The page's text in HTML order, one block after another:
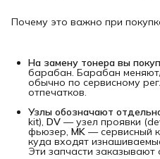
Почему это важно при
На замену тонера вы
барабан. Барабан
обычно по сервисному
отпечатков.
Узлы обозначают
kit), DV — узел проявки
фьюзер, MK — сервисный
куда входят
Эти запчасти